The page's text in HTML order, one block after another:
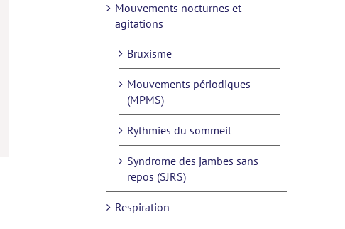
Mouvements nocturnes et
agitations
Bruxisme
Mouvements périodiques
(MPMS)
Rythmies du sommeil
Syndrome des jambes sans
repos (SJRS)
Respiration